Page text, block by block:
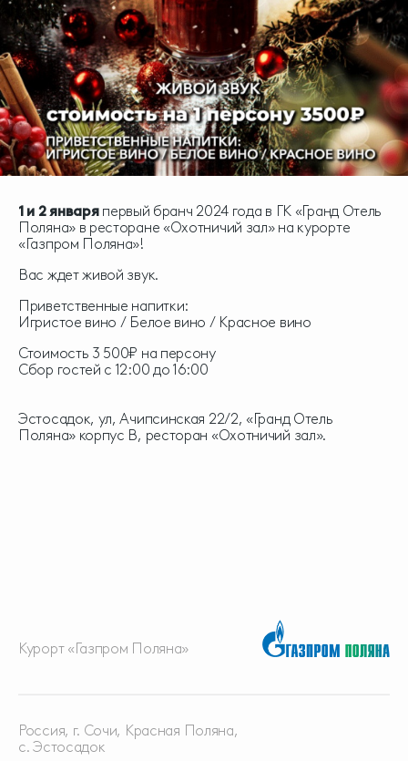
1 и 2 январяпервый бранч 2024 года в ГК «Гранд Отель
Поляна» в ресторане «Охотничий зал» на курорте
«Газпром Поляна»!
Вас ждет живой звук.
Приветственные напитки:
Игристое вино / Белое вино / Красное вино
Стоимость 3 500₽ на персону
Сбор гостей с 12:00 до 16:00
Эстосадок, ул, Ачипсинская 22/2, «Гранд Отель
Поляна» корпус В, ресторан «Охотничий зал».
Курорт «Газпром Поляна»
Россия, г. Сочи, Красная Поляна,
с. Эстосадок